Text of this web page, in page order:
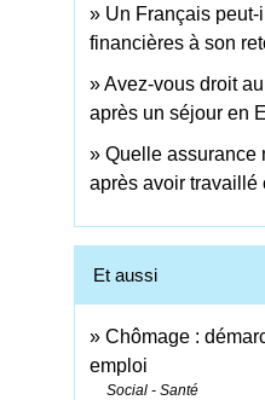
Un Français
financières à son
Avez-vous droit
après un séjour en
Quelle assurance
après avoir travaillé
Et aussi
Chômage :
emploi
Social - Santé